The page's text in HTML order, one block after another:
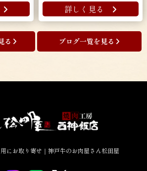
詳しく見る
る ブログ一覧を見る
にお取り寄せ｜神戸牛のお肉屋さん松田屋